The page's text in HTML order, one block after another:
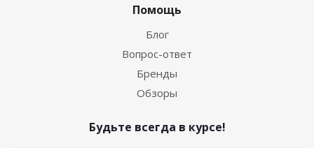
Помощь
Блог
Вопрос-ответ
Бренды
Обзоры
Будьте всегда в курсе!